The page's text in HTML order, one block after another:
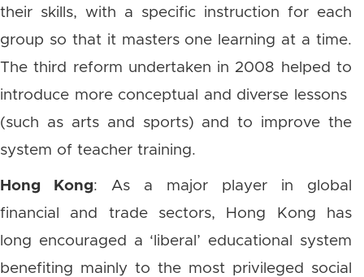
their skills, with a specific instruction for each
group so that it masters one learning at a time.
The third reform undertaken in 2008 helped to
introduce more conceptual and diverse lessons
(such as arts and sports) and to improve the
system of teacher training.
Hong Kong: As a major player in global
financial and trade sectors, Hong Kong has
long encouraged a ‘liberal’ educational system
benefiting mainly to the most privileged social